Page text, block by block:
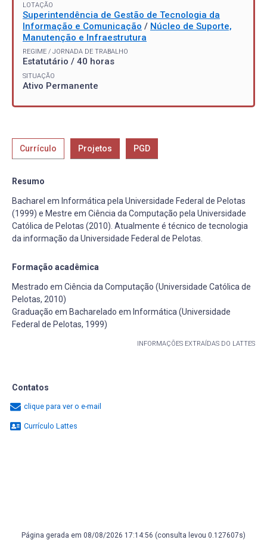
LOTAÇÃO
Superintendência de Gestão de Tecnologia da
Informação e Comunicação / Núcleo de Suporte,
Manutenção e Infraestrutura
REGIME / JORNADA DE TRABALHO
Estatutário / 40 horas
SITUAÇÃO
Ativo Permanente
Currículo Projetos PGD
Resumo
Bacharel em Informática pela Universidade Federal de Pelotas
(1999) e Mestre em Ciência da Computação pela Universidade
Católica de Pelotas (2010). Atualmente é técnico de tecnologia
da informação da Universidade Federal de Pelotas.
Formação acadêmica
Mestrado em Ciência da Computação (Universidade Católica de
Pelotas, 2010)
Graduação em Bacharelado em Informática (Universidade
Federal de Pelotas, 1999)
INFORMAÇÕES EXTRAÍDAS DO LATTES
Contatos
clique para ver o e-mail
Currículo Lattes
Página gerada em 08/08/2026 17:14:56 (consulta levou 0.127607s)